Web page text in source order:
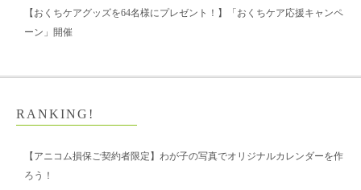
【おくちケアグッズを64名様にプレゼント！】「おくちケア応援キャンペ
ーン」開催
RANKING!
【アニコム損保ご契約者限定】わが子の写真でオリジナルカレンダーを作
ろう！